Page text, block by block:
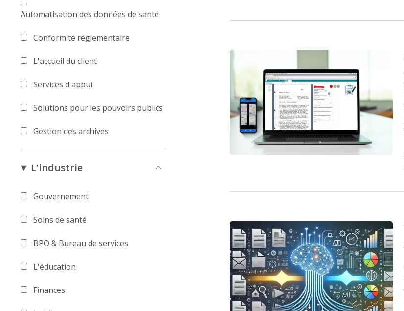
Automatisation des données de santé
Conformité réglementaire
L'accueil du client
Services d'appui
Solutions pour les pouvoirs publics
Gestion des archives
L'industrie
Gouvernement
Soins de santé
BPO & Bureau de services
L'éducation
Finances